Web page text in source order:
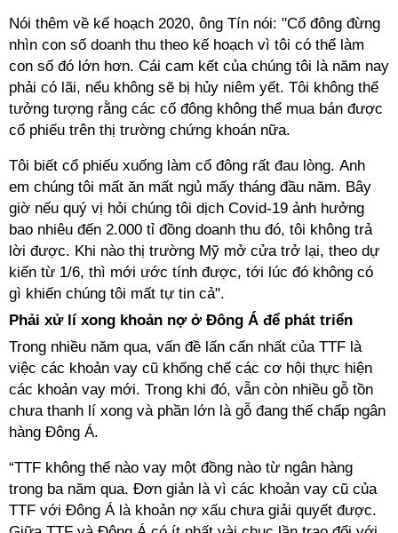
Nói thêm về kế hoạch 2020, ông Tín nói: "Cổ đông đừng
nhìn con số doanh thu theo kế hoạch vì tôi có thể làm
con số đó lớn hơn. Cái cam kết của chúng tôi là năm nay
phải có lãi, nếu không sẽ bị hủy niêm yết. Tôi không thể
tưởng tượng rằng các cổ đông không thể mua bán được
cổ phiếu trên thị trường chứng khoán nữa.
Tôi biết cổ phiếu xuống làm cổ đông rất đau lòng. Anh
em chúng tôi mất ăn mất ngủ mấy tháng đầu năm. Bây
giờ nếu quý vị hỏi chúng tôi dịch Covid-19 ảnh hưởng
bao nhiêu đến 2.000 tỉ đồng doanh thu đó, tôi không trả
lời được. Khi nào thị trường Mỹ mở cửa trở lại, theo dự
kiến từ 1/6, thì mới ước tính được, tới lúc đó không có
gì khiến chúng tôi mất tự tin cả".
Phải xử lí xong khoản nợ ở Đông Á để phát triển
Trong nhiều năm qua, vấn đề lấn cấn nhất của TTF là
việc các khoản vay cũ khống chế các cơ hội thực hiện
các khoản vay mới. Trong khi đó, vẫn còn nhiều gỗ tồn
chưa thanh lí xong và phần lớn là gỗ đang thế chấp ngân
hàng Đông Á.
“TTF không thể nào vay một đồng nào từ ngân hàng
trong ba năm qua. Đơn giản là vì các khoản vay cũ của
TTF với Đông Á là khoản nợ xấu chưa giải quyết được.